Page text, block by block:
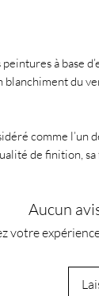
à base
blanchiment du
comme l’un
de finition,
Aucun
votre